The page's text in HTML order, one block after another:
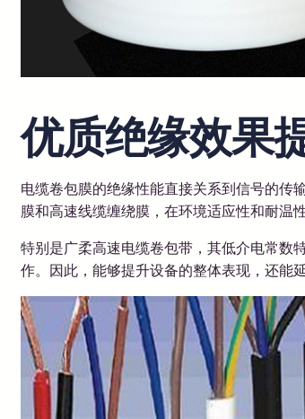
优质绝缘效果
电缆卷包膜的绝缘性能直接关系到信号的传
膜和高速线缆缠绕膜，在环境适应性和耐温
特别是广柔高速电缆卷包带，其低介电常数
作。因此，能够提升设备的整体表现，还能